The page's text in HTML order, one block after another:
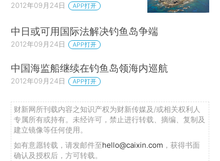
2012年09月24日 APP打开
中日或可用国际法解决钓鱼岛争端
2012年09月24日 APP打开
中国海监船继续在钓鱼岛领海内巡航
2012年09月24日 APP打开
财新网所刊载内容之知识产权为财新传媒及/或相关权利人
专属所有或持有。未经许可，禁止进行转载、摘编、复制及
建立镜像等任何使用。
如有意愿转载，请发邮件至hello@caixin.com ，获得书面
确认及授权后，方可转载。